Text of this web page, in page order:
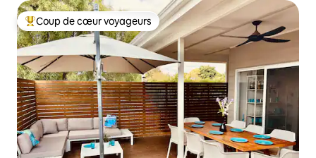
Coups de cœur voyageurs les plus appréciés
Coup de cœur voyageurs